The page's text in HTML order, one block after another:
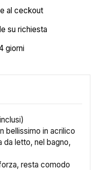
al ceckout
su richiesta
giorni
bellissimo in acrilico
letto, nel bagno,
resta comodo